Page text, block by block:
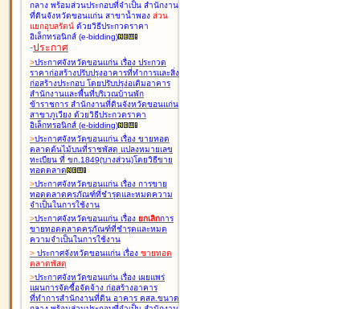
กลาง พร้อมส่วนประกอบที่จำเป็น สำนักงาน
ที่ดินจังหวัดขอนแก่น สาขาน้ำพอง ส่วน
แยกอุบลรัตน์ ด้วยวิธีประกวดราคา
อิเล็กทรอนิกส์ (e-bidding)
-ประกาศ
>ประกาศจังหวัดขอนแก่น เรื่อง ประกวด
ราคาก่อสร้างปรับปรุงอาคารที่ทำการและสิ่ง
ก่อสร้างประกอบ โดยปรับปรุง่อเติมอาคาร
สำนักงานและพื้นที่บริเวณบ้านพัก
ข้าราชการ สำนักงานที่ดินจังหวัดขอนแก่น
สาขาภูเวียง ด้วยวิธีประกวดราคา
อิเล็กทรอนิกส์ (e-bidding)
>ประกาศจังหวัดขอนแก่น เรื่อง ขายทอด
ตลาดต้นไม้บนที่ราชพัสดุ แปลงหมายเลข
ทะเบียน ที่ ขก.1849(บางส่วน)โดยวิธีขาย
ทอดตลาด
>ประกาศจังหวัดขอนแก่น เรื่อง การขาย
ทอดตลาดครุภัณฑ์ที่ชำรุดและหมดความ
จำเป็นในการใช้งาน
>ประกาศจังหวัดขอนแก่น เรื่อง ยกเลิกการ
ขายทอดตลาดครุภัณฑ์ที่ชำรุดและหมด
ความจำเป็นในการใช้งาน
> ประกาศจังหวัดขอนแก่น เรื่อง ขายทอด
ตลาดพัสดุ
>ประกาศจังหวัดขอนแก่น เรื่อง เผยแพร่
แผนการจัดซื้อจัดจ้าง ก่อสร้างอาคาร
ที่ทำการสำนักงานที่ดิน อาคาร คสล.ขนาด